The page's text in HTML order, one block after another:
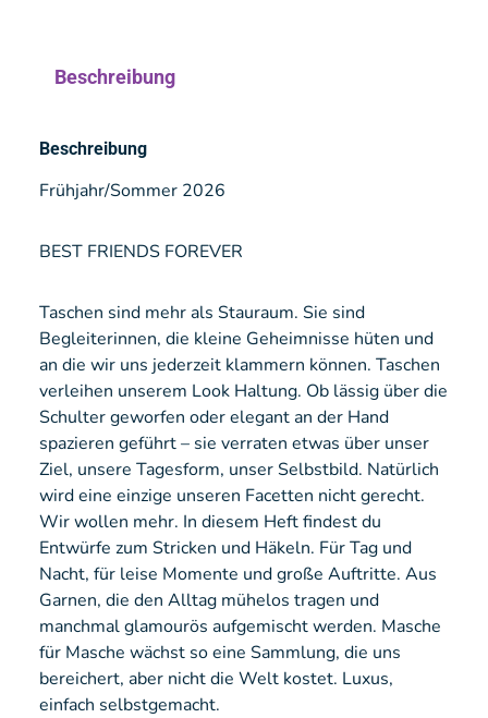
Beschreibung
Beschreibung
Frühjahr/Sommer 2026
BEST FRIENDS FOREVER
Taschen sind mehr als Stauraum. Sie sind
Begleiterinnen, die kleine Geheimnisse hüten und
an die wir uns jederzeit klammern können. Taschen
verleihen unserem Look Haltung. Ob lässig über die
Schulter geworfen oder elegant an der Hand
spazieren geführt – sie verraten etwas über unser
Ziel, unsere Tagesform, unser Selbstbild. Natürlich
wird eine einzige unseren Facetten nicht gerecht.
Wir wollen mehr. In diesem Heft findest du
Entwürfe zum Stricken und Häkeln. Für Tag und
Nacht, für leise Momente und große Auftritte. Aus
Garnen, die den Alltag mühelos tragen und
manchmal glamourös aufgemischt werden. Masche
für Masche wächst so eine Sammlung, die uns
bereichert, aber nicht die Welt kostet. Luxus,
einfach selbstgemacht.